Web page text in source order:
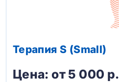
Терапия S (Small)
Цена: от 5 000 р.